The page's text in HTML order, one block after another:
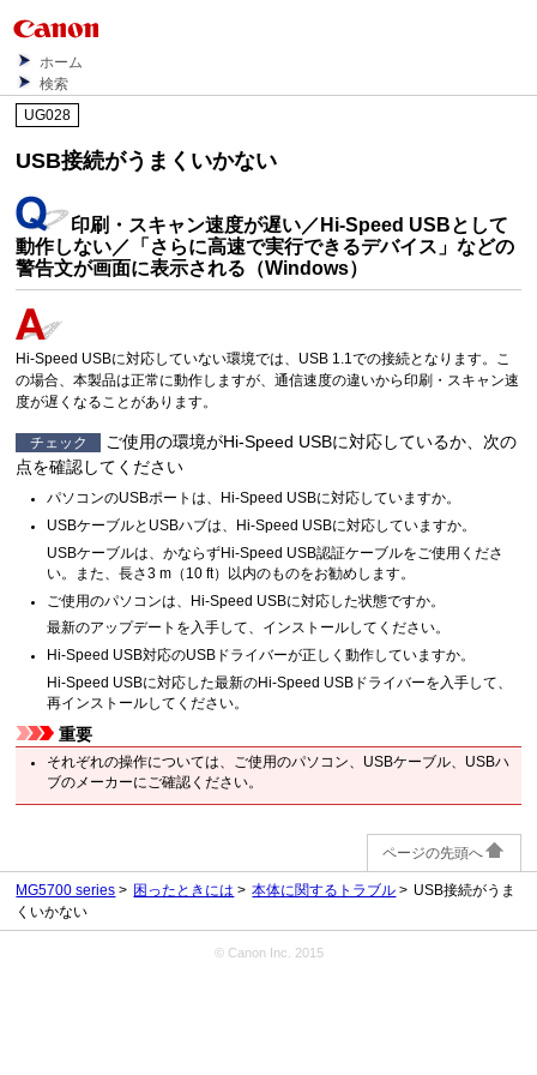
ホーム
検索
UG028
USB接続がうまくいかない
印刷・スキャン速度が遅い／Hi-Speed USBとして
動作しない／「 さらに高速で実行できるデバイス 」などの
警告文が画面に表示される（Windows）
Hi-Speed USBに対応していない環境では、USB 1.1での接続となります。こ
の場合、本製品は正常に動作しますが、通信速度の違いから印刷・スキャン速
度が遅くなることがあります。
チェック
ご使用の環境がHi-Speed USBに対応しているか、次の
点を確認してください
パソコンのUSBポートは、Hi-Speed USBに対応していますか。
USBケーブルとUSBハブは、Hi-Speed USBに対応していますか。
USBケーブルは、かならずHi-Speed USB認証ケーブルをご使用くださ
い。また、長さ3 m（10 ft）以内のものをお勧めします。
ご使用のパソコンは、Hi-Speed USBに対応した状態ですか。
最新のアップデートを入手して、インストールしてください。
Hi-Speed USB対応のUSBドライバーが正しく動作していますか。
Hi-Speed USBに対応した最新のHi-Speed USBドライバーを入手して、
再インストールしてください。
重要
それぞれの操作については、ご使用のパソコン、USBケーブル、USBハ
ブのメーカーにご確認ください。
ページの先頭へ
MG5700 series 困ったときには 本体に関するトラブル
USB接続がうま
くいかない
© Canon Inc. 2015